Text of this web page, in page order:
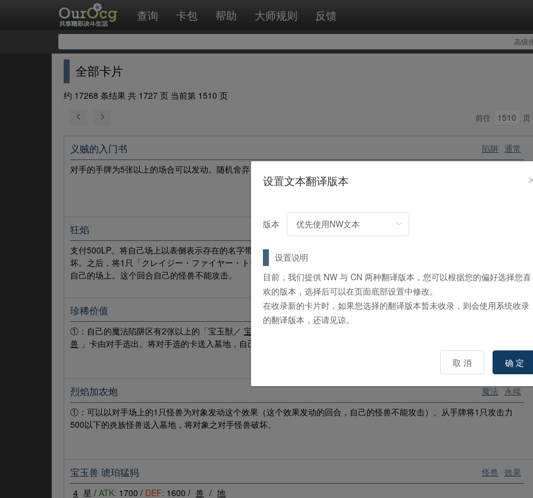
查询 卡包 帮助 大师规则 反馈
高级
全部卡片
约 17268 条结果 共 1727 页 当前第 1510 页
前往 页
陷阱 通常
义贼的入门书
对手的手牌为5张以上的场合可以发动。随机舍弃1张对手的手牌。
狂焰
支付500LP。将自己场上以表侧表示存在的名字带有「ブレイズ・キャノン／
坏。之后，将1只「クレイジー・ファイヤー・トークン／狂焰衍生物」（炎族·炎·3星·攻/守1000）以攻击表示特殊召唤到
自己的场上。这个回合自己的怪兽不能攻击。
魔法 通常
珍稀价值
①：自己的魔法陷阱区有2张以上的「宝玉獣／ 宝玉兽
兽 」卡由对手选出。将对手选的卡送入墓地，自己从卡组抽2张。
魔法 永续
烈焰加农炮
①：可以以对手场上的1只怪兽为对象发动这个效果（这个效果发动的回合，自己的怪兽不能攻击）。从手牌将1只攻击力
500以下的炎族怪兽送入墓地，将对象之对手怪兽破坏。
怪兽 效果
宝玉兽 琥珀猛犸
4 星 / ATK: 1700 / DEF: 1600 / 兽 / 地
设置文本翻译版本
版本
设置说明
目前，我们提供 NW 与 CN 两种翻译版本，您可以根据您的偏好选择您喜
欢的版本，选择后可以在页面底部设置中修改。
在收录新的卡片时，如果您选择的翻译版本暂未收录，则会使用系统收录
的翻译版本，还请见谅。
取 消 确 定